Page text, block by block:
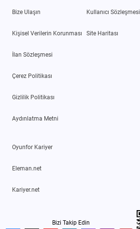
Bize Ulaşın
Kişisel Verilerin Korunması
İlan Sözleşmesi
Çerez Politikası
Gizlilik Politikası
Aydınlatma Metni
Kullanıcı Sözleşmesi
Site Haritası
Oyunfor Kariyer
Eleman.net
Kariyer.net
Bizi Takip Edin